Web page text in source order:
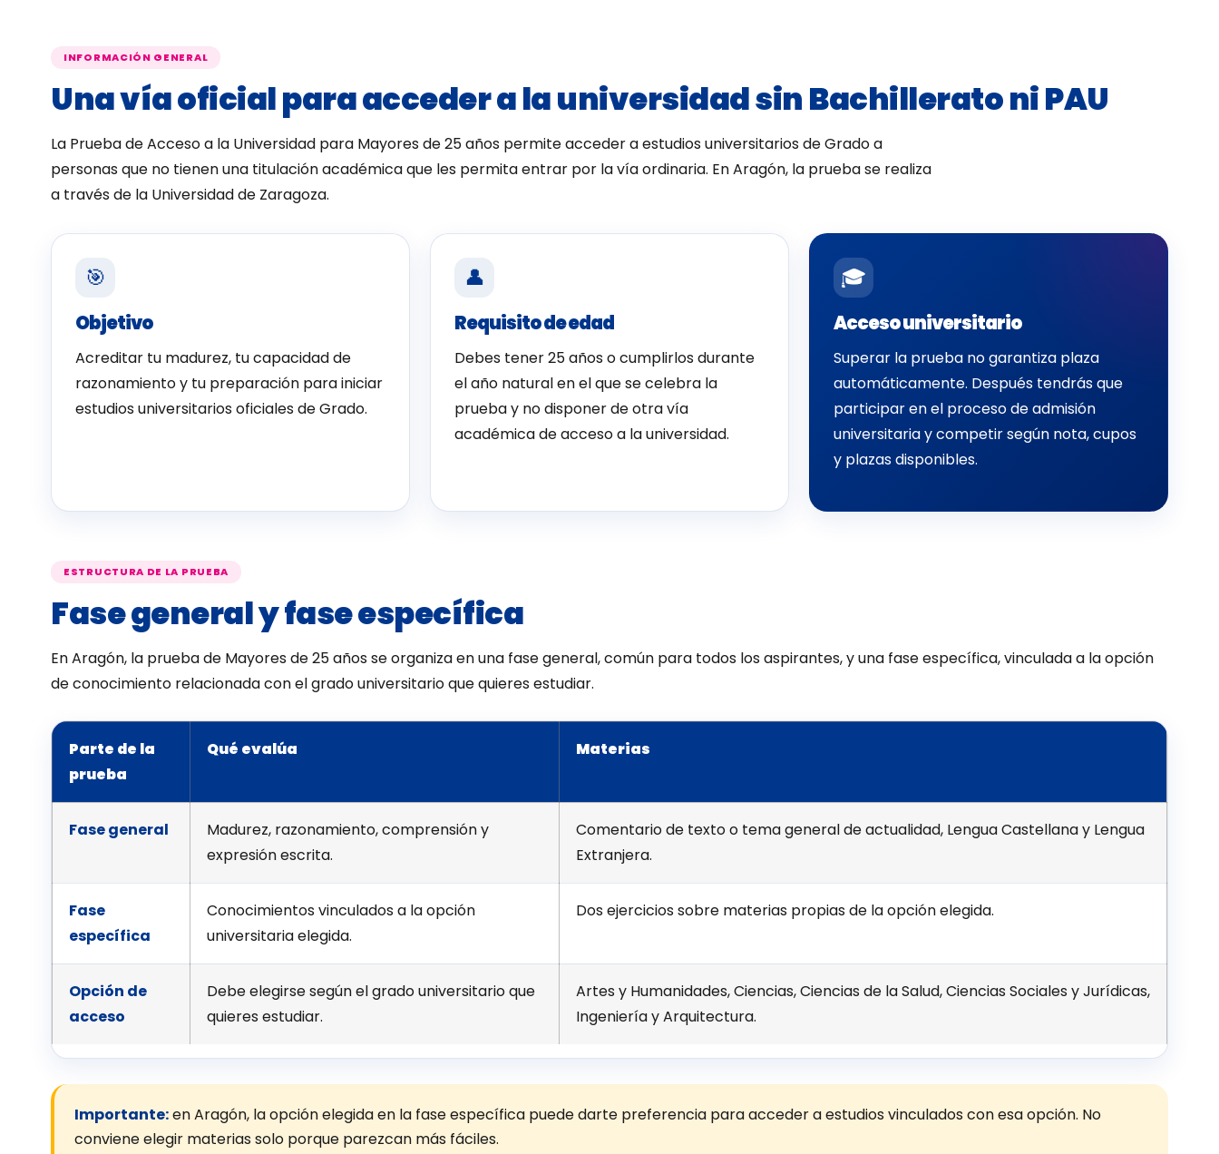
INFORMACIÓN GENERAL
Una vía oficial para acceder a la universidad sin Bachillerato ni PAU
La Prueba de Acceso a la Universidad para Mayores de 25 años permite acceder a estudios universitarios de Grado a
personas que no tienen una titulación académica que les permita entrar por la vía ordinaria. En Aragón, la prueba se realiza
a través de la Universidad de Zaragoza.
🎯
Objetivo
Acreditar tu madurez, tu capacidad de
razonamiento y tu preparación para iniciar
estudios universitarios oficiales de Grado.
👤
Requisito de edad
Debes tener 25 años o cumplirlos durante
el año natural en el que se celebra la
prueba y no disponer de otra vía
académica de acceso a la universidad.
🎓
Acceso universitario
Superar la prueba no garantiza plaza
automáticamente. Después tendrás que
participar en el proceso de admisión
universitaria y competir según nota, cupos
y plazas disponibles.
ESTRUCTURA DE LA PRUEBA
Fase general y fase específica
En Aragón, la prueba de Mayores de 25 años se organiza en una fase general, común para todos los aspirantes, y una fase específica, vinculada a la opción
de conocimiento relacionada con el grado universitario que quieres estudiar.
Parte de la
prueba
Qué evalúa Materias
Fase general
Madurez, razonamiento, comprensión y
expresión escrita.
Comentario de texto o tema general de actualidad, Lengua Castellana y Lengua
Extranjera.
Fase
específica
Conocimientos vinculados a la opción
universitaria elegida.
Dos ejercicios sobre materias propias de la opción elegida.
Opción de
acceso
Debe elegirse según el grado universitario que
quieres estudiar.
Artes y Humanidades, Ciencias, Ciencias de la Salud, Ciencias Sociales y Jurídicas,
Ingeniería y Arquitectura.
Importante:en Aragón, la opción elegida en la fase específica puede darte preferencia para acceder a estudios vinculados con esa opción. No
conviene elegir materias solo porque parezcan más fáciles.